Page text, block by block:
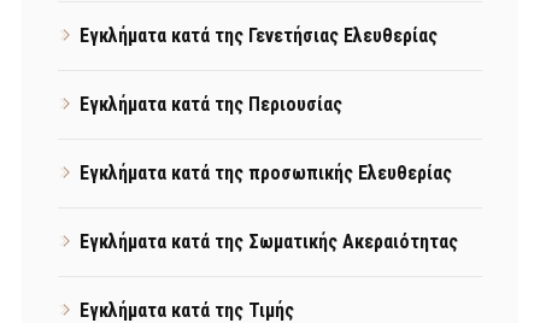
Εγκλήματα κατά της Γενετήσιας Ελευθερίας
Εγκλήματα κατά της Περιουσίας
Εγκλήματα κατά της προσωπικής Ελευθερίας
Εγκλήματα κατά της Σωματικής Ακεραιότητας
Εγκλήματα κατά της Τιμής